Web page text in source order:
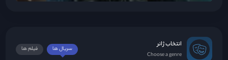
انتخاب ژانر
Choose a genre
فیلم ها سریال ها